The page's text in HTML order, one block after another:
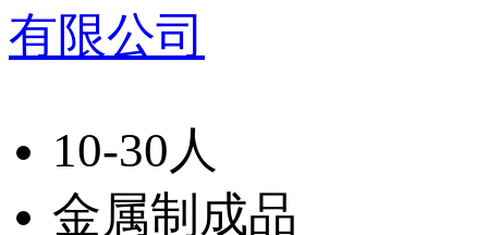
有限公司
10-30人
金属制成品